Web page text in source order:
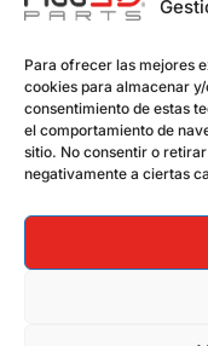
Para ofrecer las mejores
cookies para almacenar
consentimiento de estas
el comportamiento de
sitio. No consentir o
negativamente a ciertas
29,95 €
Añadir al carrito
Política de